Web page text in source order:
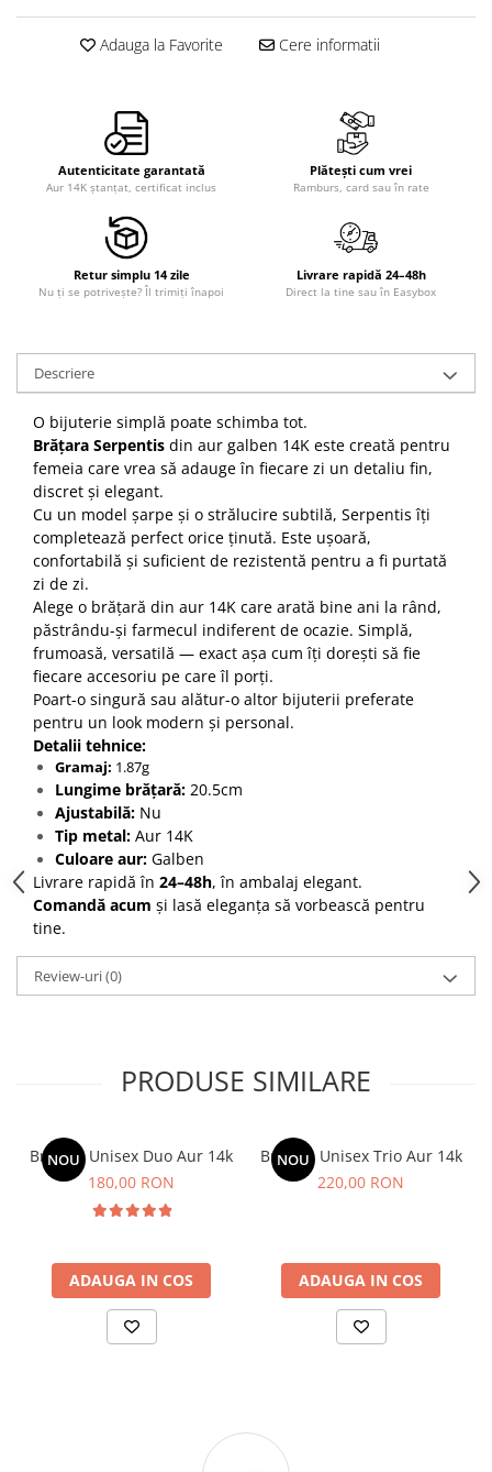
Adauga la Favorite Cere informatii
Autenticitate garantată
Aur 14K ștanțat, certificat inclus
Plătești cum vrei
Ramburs, card sau în rate
Retur simplu 14 zile
Nu ți se potrivește? Îl trimiți înapoi
Livrare rapidă 24–48h
Direct la tine sau în Easybox
Descriere
O bijuterie simplă poate schimba tot.
Brățara Serpentis din aur galben 14K este creată pentru
femeia care vrea să adauge în fiecare zi un detaliu fin,
discret și elegant.
Cu un model șarpe și o strălucire subtilă, Serpentis îți
completează perfect orice ținută. Este ușoară,
confortabilă și suficient de rezistentă pentru a fi purtată
zi de zi.
Alege o brățară din aur 14K care arată bine ani la rând,
păstrându-și farmecul indiferent de ocazie. Simplă,
frumoasă, versatilă — exact așa cum îți dorești să fie
fiecare accesoriu pe care îl porți.
Poart-o singură sau alătur-o altor bijuterii preferate
pentru un look modern și personal.
Detalii tehnice:
Gramaj: 1.87g
Lungime brățară: 20.5cm
Ajustabilă: Nu
Tip metal: Aur 14K
Culoare aur: Galben
Livrare rapidă în 24–48h, în ambalaj elegant.
Comandă acum și lasă eleganța să vorbească pentru
tine.
Review-uri(0)
PRODUSE SIMILARE
NOU
Bratara Unisex Duo Aur 14k
180,00 RON
ADAUGA IN COS
NOU
Bratara Unisex Trio Aur 14k
220,00 RON
ADAUGA IN COS